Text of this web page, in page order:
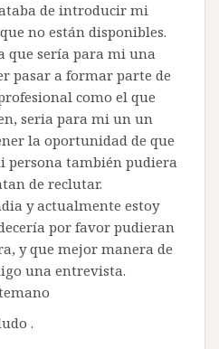
de introducir mi
no están disponibles.
que sería para mi una
pasar a formar parte de
como el que
seria para mi un un
la oportunidad de que
también pudiera
de reclutar.
y actualmente estoy
por favor pudieran
y que mejor manera de
una entrevista.
.